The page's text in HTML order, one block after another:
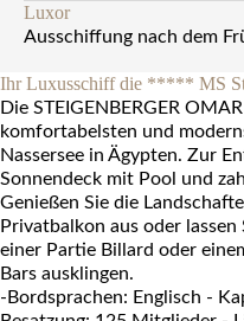
Luxor
Ausschiffung nach dem
Ihr Luxusschiff die ***** MS
Die STEIGENBERGER
komfortabelsten und
Nassersee in Ägypten. Zur
Sonnendeck mit Pool und
Genießen Sie die
Privatbalkon aus oder
einer Partie Billard oder
Bars ausklingen.
-Bordsprachen: Englisch -